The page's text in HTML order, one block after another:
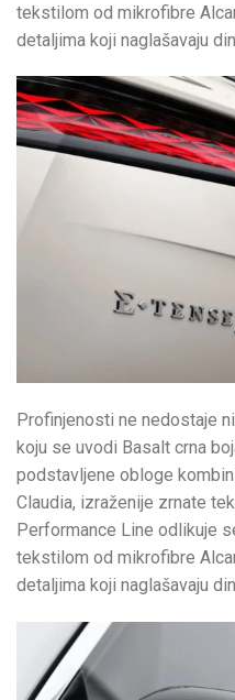
tekstilom od mikrofibre
detaljima koji naglašavaju
Profinjenosti ne nedostaje
koju se uvodi Basalt crna
podstavljene obloge
Claudia, izraženije zrnate
Performance Line odlikuje
tekstilom od mikrofibre
detaljima koji naglašavaju